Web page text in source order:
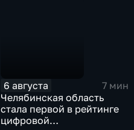
6 августа
7 мин
Челябинская область
стала первой в рейтинге
цифровой